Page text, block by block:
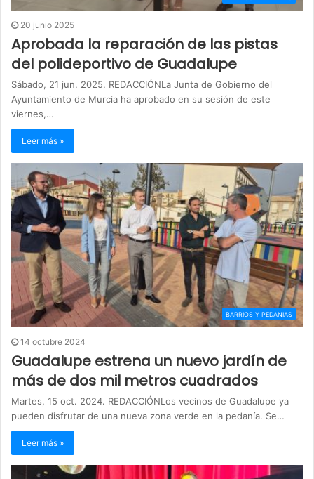
20 junio 2025
Aprobada la reparación de las pistas
del polideportivo de Guadalupe
Sábado, 21 jun. 2025. REDACCIÓNLa Junta de Gobierno del
Ayuntamiento de Murcia ha aprobado en su sesión de este
viernes,…
Leer más »
BARRIOS Y PEDANIAS
14 octubre 2024
Guadalupe estrena un nuevo jardín de
más de dos mil metros cuadrados
Martes, 15 oct. 2024. REDACCIÓNLos vecinos de Guadalupe ya
pueden disfrutar de una nueva zona verde en la pedanía. Se…
Leer más »